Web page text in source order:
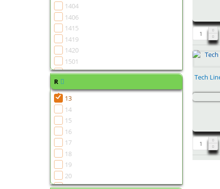
1404
1406
1415
1419
1420
1501
1502
1505
1507
1510
1513
1516
R
13
14
15
16
17
18
19
20
21
Tech